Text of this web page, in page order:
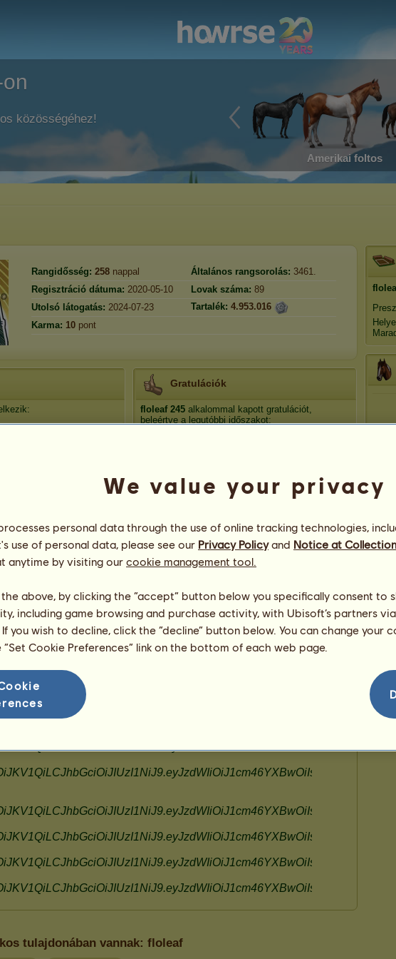
közösségéhez!
Amerikai foltos
Rangidősség: 258 nappal Általános rangsorolás: 3461.
Regisztráció dátuma: 2020-05-10 Lovak száma: 89
Utolsó látogatás: 2024-07-23 Tartalék: 4.953.016
Karma: 10 pont
Gratulációk
floleaf 245 alkalommal kapott gratulációt,
beleértve a legutóbbi időszakot:
lulu0617.
269 nap ezelőtt
9 42
tulajdonában vannak: floleaf
We value your privacy
personal data through the use of online tracking technologies,
use of personal data, please see our Privacy Policyand Notice at Collection
anytime by visiting our cookie management tool.
above, by clicking the “accept” button below you specifically consent to
including game browsing and purchase activity, with Ubisoft’s partners
you wish to decline, click the “decline” button below. You can change your
Cookie Preferences” link on the bottom of each web page.